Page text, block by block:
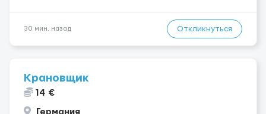
30 мин. назад Откликнуться
Крановщик
14 €
Германия